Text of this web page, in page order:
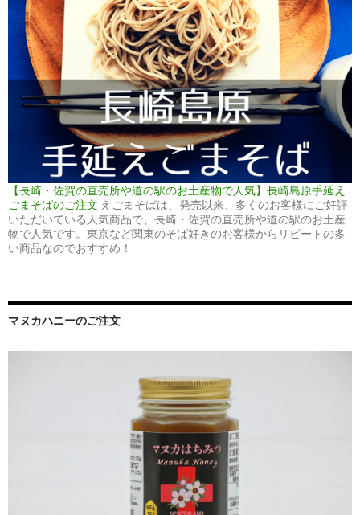
【長崎・佐賀の直売所や道の駅のお土産物で人気】長崎島原手延え
ごまそばのご注文 えごまそばは、発売以来、多くのお客様にご好評
いただいている人気商品で、長崎・佐賀の直売所や道の駅のお土産
物で人気です。東京など関東のそば好きのお客様からリピートの多
い商品なのでおすすめ！
マヌカハニーのご注文